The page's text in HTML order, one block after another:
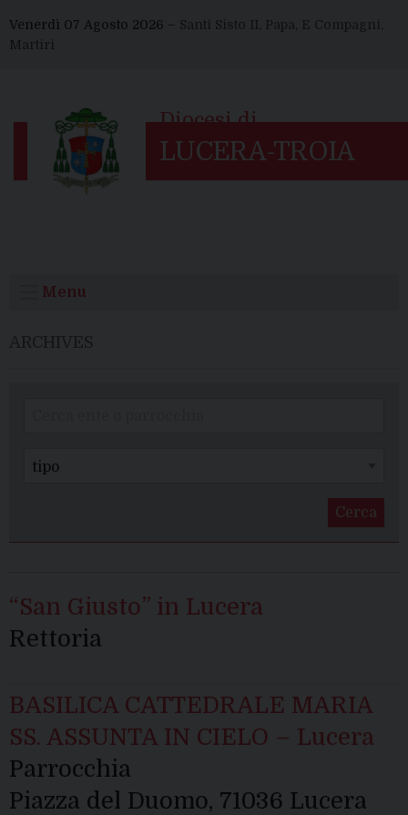
to
content
Venerdì 07 Agosto 2026 – Santi Sisto II, Papa, E Compagni,
Martiri
Menu
Cerca
“San Giusto” in Lucera
Rettoria
BASILICA CATTEDRALE MARIA
SS. ASSUNTA IN CIELO – Lucera
Parrocchia
Piazza del Duomo, 71036 Lucera